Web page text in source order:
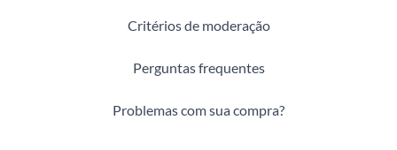
Critérios de moderação
Perguntas frequentes
Problemas com sua compra?